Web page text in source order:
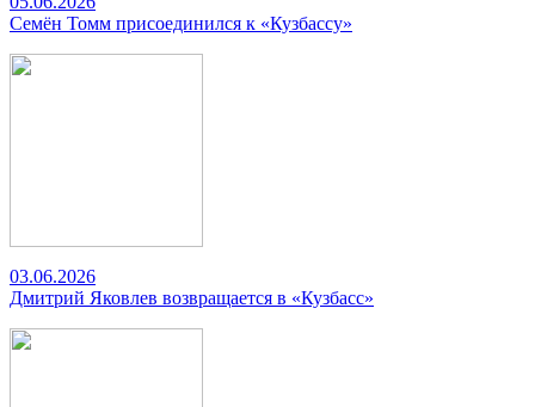
Семён Томм присоединился к «Кузбассу»
03.06.2026
Дмитрий Яковлев возвращается в «Кузбасс»